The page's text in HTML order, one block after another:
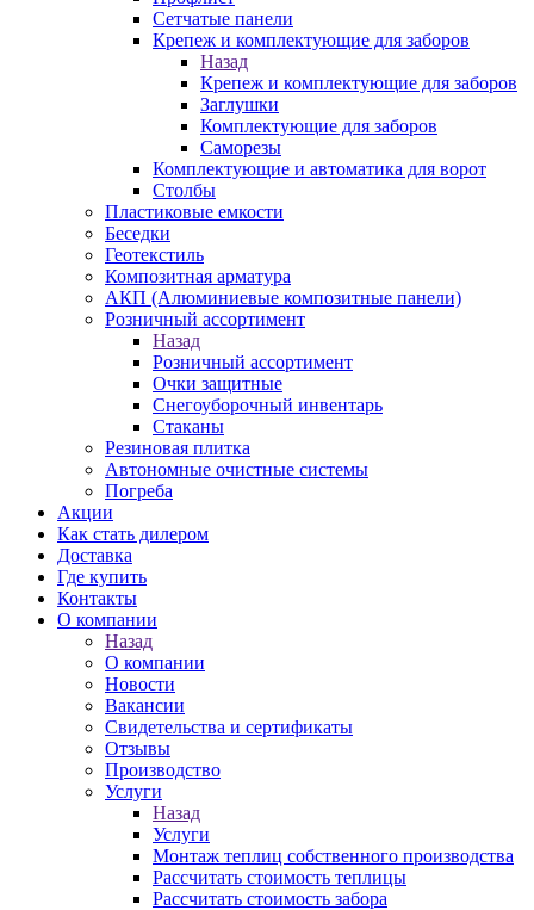
Сетчатые панели
Крепеж и комплектующие для заборов
Назад
Крепеж и комплектующие для заборов
Заглушки
Комплектующие для заборов
Саморезы
Комплектующие и автоматика для ворот
Столбы
Пластиковые емкости
Беседки
Геотекстиль
Композитная арматура
АКП (Алюминиевые композитные панели)
Розничный ассортимент
Назад
Розничный ассортимент
Очки защитные
Снегоуборочный инвентарь
Стаканы
Резиновая плитка
Автономные очистные системы
Погреба
Акции
Как стать дилером
Доставка
Где купить
Контакты
О компании
Назад
О компании
Новости
Вакансии
Свидетельства и сертификаты
Отзывы
Производство
Услуги
Назад
Услуги
Монтаж теплиц собственного производства
Рассчитать стоимость теплицы
Рассчитать стоимость забора